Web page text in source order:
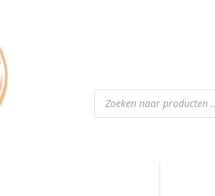
Producten
zoeken